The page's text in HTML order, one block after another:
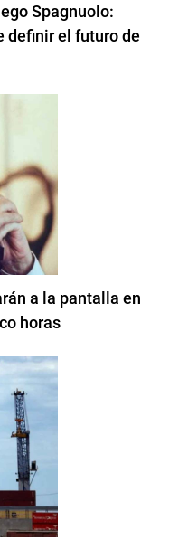
Spagnuolo:
definir el futuro de
a la pantalla en
horas